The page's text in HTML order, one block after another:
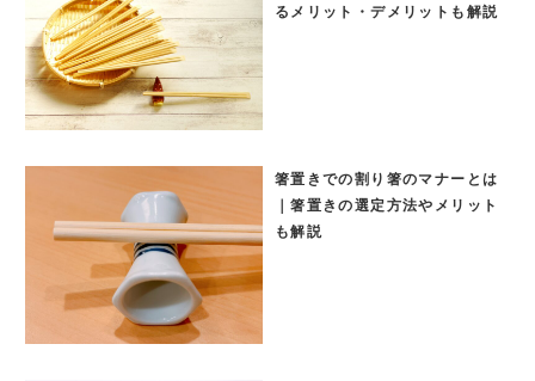
るメリット・デメリットも解説
箸置きでの割り箸のマナーとは
｜箸置きの選定方法やメリット
も解説